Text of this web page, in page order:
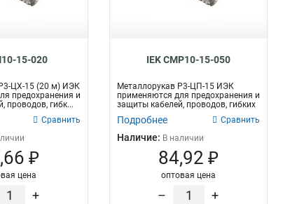
15-020
ЦХ-15 (20 м) ИЭК
предохранения и
проводов, гибк...
Сравнить
₽
цена
+
IEK CMP10-15-050
Металлорукав Р3-ЦП-15 ИЭК
применяются для предохранения и
защиты кабелей, проводов, гибких
Подробнее Сравнить
Наличие: В наличии
84,92 ₽
оптовая цена
– +